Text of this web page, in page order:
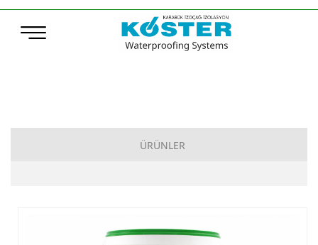
ÜRÜNLER
Poliürea, Poliüretan ve MS-Polymer Su Yalıtımı